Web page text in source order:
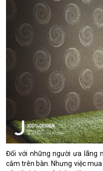
Đối với những người ưa lãng
cắm trên bàn. Nhưng việc